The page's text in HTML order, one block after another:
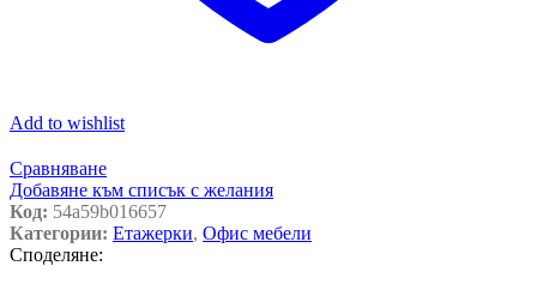
Add to wishlist
Сравняване
Добавяне към списък с желания
Код: 54a59b016657
Категории: Етажерки, Офис мебели
Споделяне: